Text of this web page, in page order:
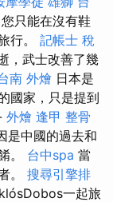
只能在沒有鞋
行。 記帳士 稅
，武士改善了幾
南 外燴 日本是
國家，只是提到
外燴 逢甲 整骨
是中國的過去和
。 台中spa 當
。 搜尋引擎排
一起旅